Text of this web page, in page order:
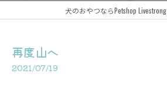
犬のおやつならPetshop Livestrong
再度山へ
2021/07/19